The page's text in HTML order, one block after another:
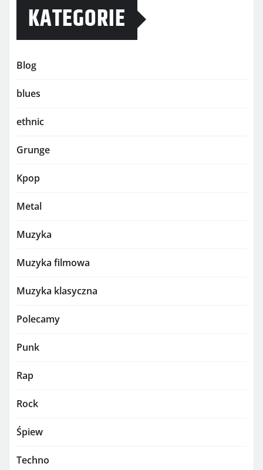
KATEGORIE
Blog
blues
ethnic
Grunge
Kpop
Metal
Muzyka
Muzyka filmowa
Muzyka klasyczna
Polecamy
Punk
Rap
Rock
Śpiew
Techno